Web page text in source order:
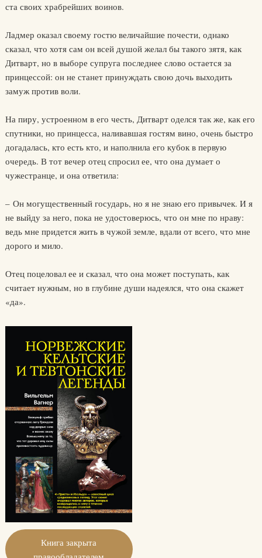
ста своих храбрейших воинов.
Ладмер оказал своему гостю величайшие почести, однако
сказал, что хотя сам он всей душой желал бы такого зятя, как
Дитварт, но в выборе супруга последнее слово остается за
принцессой: он не станет принуждать свою дочь выходить
замуж против воли.
На пиру, устроенном в его честь, Дитварт оделся так же, как его
спутники, но принцесса, наливавшая гостям вино, очень быстро
догадалась, кто есть кто, и наполнила его кубок в первую
очередь. В тот вечер отец спросил ее, что она думает о
чужестранце, и она ответила:
– Он могущественный государь, но я не знаю его привычек. И я
не выйду за него, пока не удостоверюсь, что он мне по нраву:
ведь мне придется жить в чужой земле, вдали от всего, что мне
дорого и мило.
Отец поцеловал ее и сказал, что она может поступать, как
считает нужным, но в глубине души надеялся, что она скажет
«да».
Книга закрыта